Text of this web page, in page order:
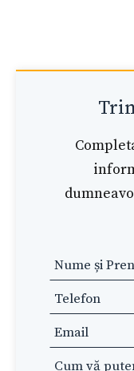
Leave
this
field
blank